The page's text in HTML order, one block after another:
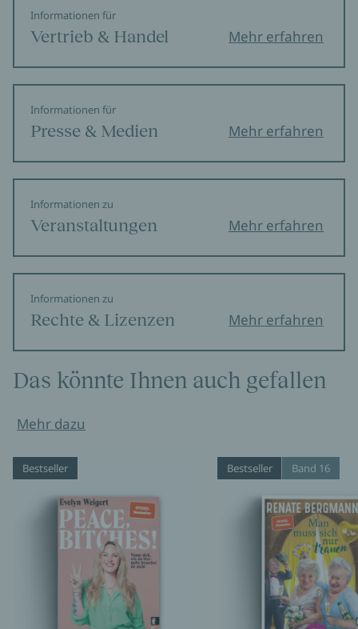
Informationen für
Vertrieb & Handel Mehr erfahren
Informationen für
Presse & Medien Mehr erfahren
Informationen zu
Veranstaltungen Mehr erfahren
Informationen zu
Rechte & Lizenzen Mehr erfahren
Das könnte Ihnen auch gefallen
Mehr dazu
Bestseller Bestseller Band 16